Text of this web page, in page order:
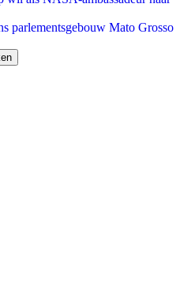
parlementsgebouw Mato Grosso